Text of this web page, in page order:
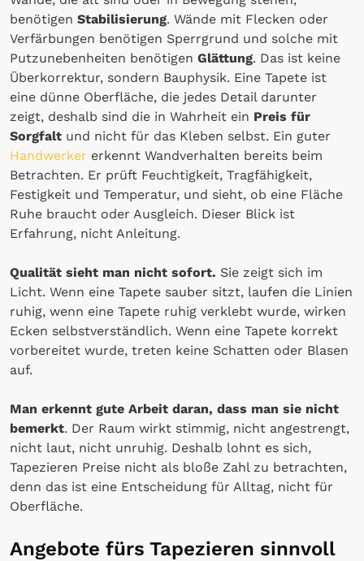
benötigen Stabilisierung. Wände mit Flecken oder
Verfärbungen benötigen Sperrgrund und solche mit
Putzunebenheiten benötigen Glättung. Das ist keine
Überkorrektur, sondern Bauphysik. Eine Tapete ist
eine dünne Oberfläche, die jedes Detail darunter
zeigt, deshalb sind die in Wahrheit ein Preis für
Sorgfalt und nicht für das Kleben selbst. Ein guter
Handwerker erkennt Wandverhalten bereits beim
Betrachten. Er prüft Feuchtigkeit, Tragfähigkeit,
Festigkeit und Temperatur, und sieht, ob eine Fläche
Ruhe braucht oder Ausgleich. Dieser Blick ist
Erfahrung, nicht Anleitung.
Qualität sieht man nicht sofort. Sie zeigt sich im
Licht. Wenn eine Tapete sauber sitzt, laufen die Linien
ruhig, wenn eine Tapete ruhig verklebt wurde, wirken
Ecken selbstverständlich. Wenn eine Tapete korrekt
vorbereitet wurde, treten keine Schatten oder Blasen
auf.
Man erkennt gute Arbeit daran, dass man sie nicht
bemerkt. Der Raum wirkt stimmig, nicht angestrengt,
nicht laut, nicht unruhig. Deshalb lohnt es sich,
Tapezieren Preise nicht als bloße Zahl zu betrachten,
denn das ist eine Entscheidung für Alltag, nicht für
Oberfläche.
Angebote fürs Tapezieren sinnvoll